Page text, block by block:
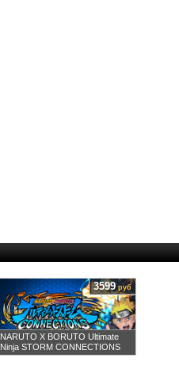
NARUTO X BORUTO Ultimate
Ninja STORM CONNECTIONS
3599 руб